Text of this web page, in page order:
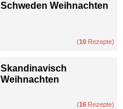
Schweden Weihnachten
(10 Rezepte)
Skandinavisch
Weihnachten
(16 Rezepte)